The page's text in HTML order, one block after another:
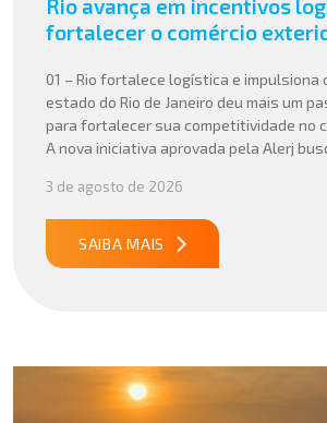
Rio avança em incentivos
fortalecer o comércio
01 – Rio fortalece logística e impulsiona
estado do Rio de Janeiro deu mais um
para fortalecer sua competitividade no
A nova iniciativa aprovada pela Alerj
para empresas que atuam com
especialmente em setores que […]
3 de agosto de 2026
SAIBA MAIS